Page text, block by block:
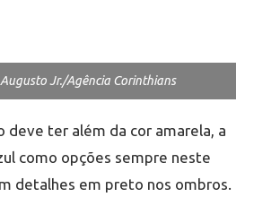
Jr./Agência Corinthians
deve ter além da cor amarela, a
como opções sempre neste
detalhes em preto nos ombros.